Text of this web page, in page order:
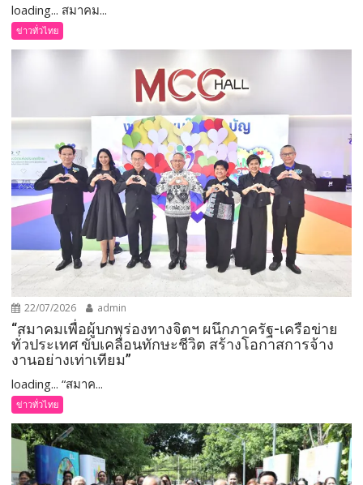
loading... สมาคม...
ข่าวทั่วไทย
22/07/2026 admin
“สมาคมเพื่อผู้บกพร่องทางจิตฯ ผนึกภาครัฐ-เครือข่าย
ทั่วประเทศ ขับเคลื่อนทักษะชีวิต สร้างโอกาสการจ้าง
งานอย่างเท่าเทียม”
loading... “สมาค...
ข่าวทั่วไทย